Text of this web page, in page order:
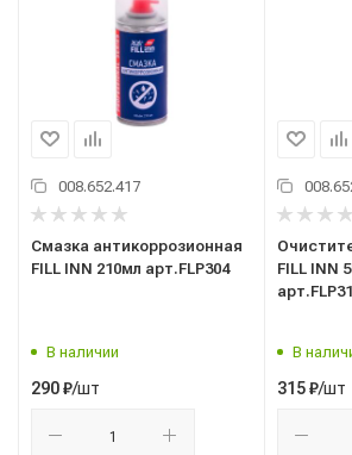
008.652.417
Смазка антикоррозионная
FILL INN 210мл арт.FLP304
В наличии
290₽/шт
FILL INN
В
315₽/шт